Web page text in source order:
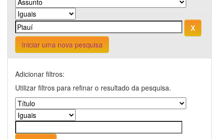
Iniciar uma nova pesquisa
Adicionar filtros:
Utilizar filtros para refinar o resultado da pesquisa.